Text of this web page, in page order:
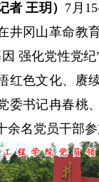
者 王玥） 7月
井冈山革命教
强化党性党
红色文化、赓
委书记冉春桃
余名党员干部参